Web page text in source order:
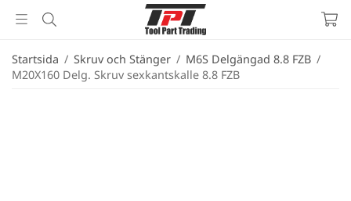
Startsida / Skruv och Stänger / M6S Delgängad 8.8 FZB /
M20X160 Delg. Skruv sexkantskalle 8.8 FZB